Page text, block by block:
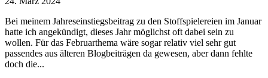
Bei meinem Jahreseinstiegsbeitrag zu den Stoffspielereien im Januar
hatte ich angekündigt, dieses Jahr möglichst oft dabei sein zu
wollen. Für das Februarthema wäre sogar relativ viel sehr gut
passendes aus älteren Blogbeiträgen da gewesen, aber dann fehlte
doch die...